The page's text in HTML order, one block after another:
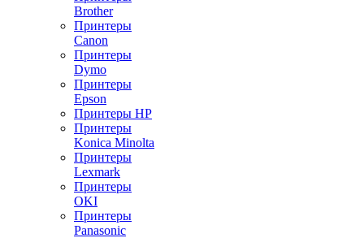
Brother
Принтеры
Canon
Принтеры
Dymo
Принтеры
Epson
Принтеры HP
Принтеры
Konica Minolta
Принтеры
Lexmark
Принтеры
OKI
Принтеры
Panasonic